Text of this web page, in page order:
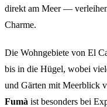
direkt am Meer —
Charme.
Die Wohngebiete von El
bis in die Hügel, wobei
und Gärten mit Meerblick
Fumà ist besonders bei